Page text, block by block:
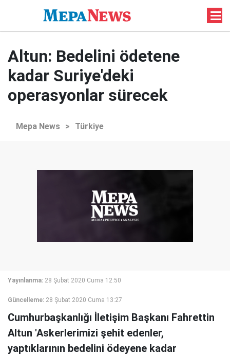
Altun: Bedelini ödetene
kadar Suriye'deki
operasyonlar sürecek
Mepa News > Türkiye
Yayınlanma: 28 Şubat 2020 Cuma 12:50
Güncelleme: 28 Şubat 2020 Cuma 13:27
Cumhurbaşkanlığı İletişim Başkanı Fahrettin
Altun 'Askerlerimizi şehit edenler,
yaptıklarının bedelini ödeyene kadar